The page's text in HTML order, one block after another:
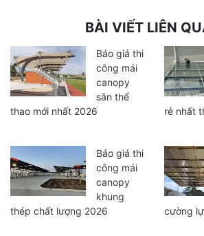
BÀI VIẾT LIÊN
Báo giá thi
công mái
canopy
sân thể
thao mới nhất 2026
rẻ nhất
Báo giá thi
công mái
canopy
khung
thép chất lượng 2026
cường